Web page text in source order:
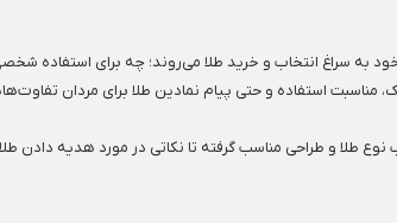
خود به سراغ انتخاب و خرید طلا می‌روند؛ چه برای استفاده
مناسبت استفاده و حتی پیام نمادین طلا برای مردان
نوع طلا و طراحی مناسب گرفته تا نکاتی در مورد هدیه دادن